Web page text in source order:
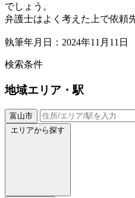
でしょう。
弁護士はよく考えた上で依頼
執筆年月日：2024年11月11日
検索条件
地域エリア・駅
富山市
エリアから探す